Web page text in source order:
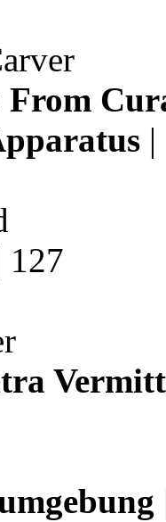
127